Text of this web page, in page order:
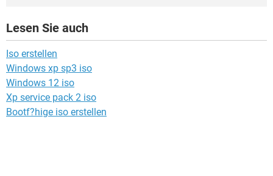
Lesen Sie auch
Iso erstellen
Windows xp sp3 iso
Windows 12 iso
Xp service pack 2 iso
Bootf?hige iso erstellen